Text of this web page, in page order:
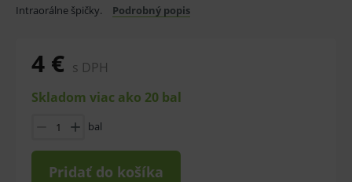
Intraorálne špičky. Podrobný popis
4 € s DPH
Skladom viac ako 20 bal
bal
Pridať do košíka